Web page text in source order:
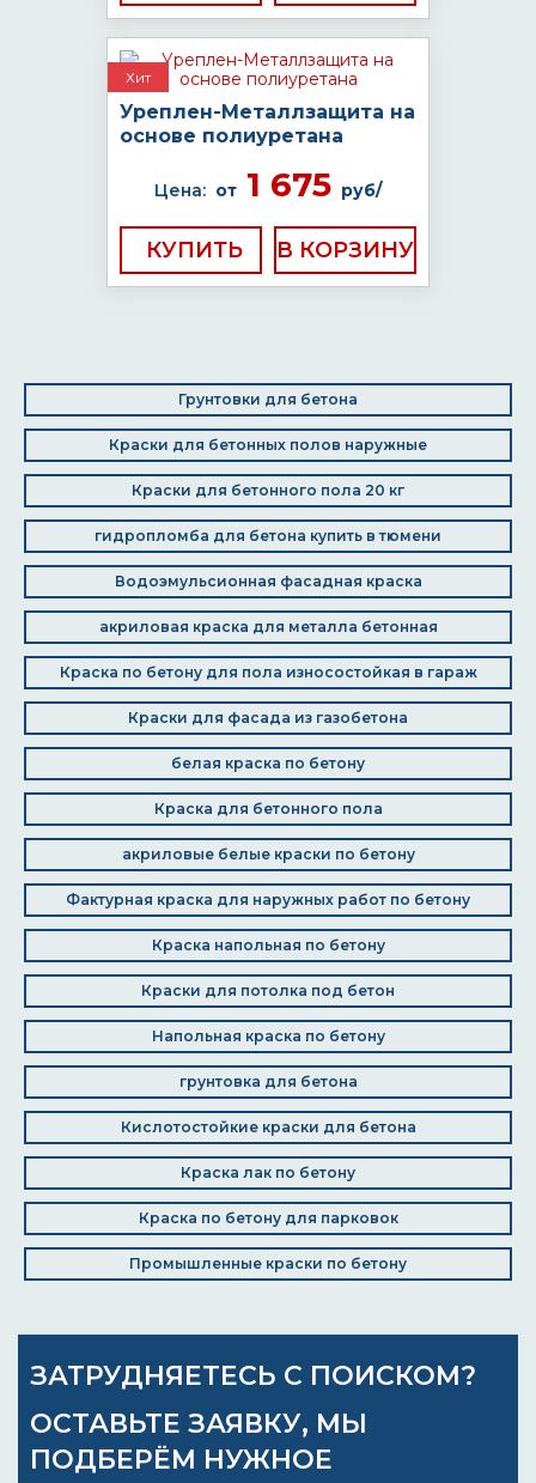
Хит
Уреплен-Металлзащита на
основе полиуретана
Цена: от 1 675 руб/
КУПИТЬ
Грунтовки для бетона
Краски для бетонных полов наружные
Краски для бетонного пола 20 кг
гидропломба для бетона купить в тюмени
Водоэмульсионная фасадная краска
акриловая краска для металла бетонная
Краска по бетону для пола износостойкая в гараж
Краски для фасада из газобетона
белая краска по бетону
Краска для бетонного пола
акриловые белые краски по бетону
Фактурная краска для наружных работ по бетону
Краска напольная по бетону
Краски для потолка под бетон
Напольная краска по бетону
грунтовка для бетона
Кислотостойкие краски для бетона
Краска лак по бетону
Краска по бетону для парковок
Промышленные краски по бетону
ЗАТРУДНЯЕТЕСЬ С ПОИСКОМ?
ОСТАВЬТЕ ЗАЯВКУ, МЫ
ПОДБЕРЁМ НУЖНОЕ